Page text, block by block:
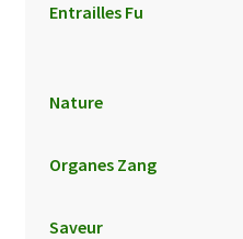
Entrailles Fu
Nature
Organes Zang
Saveur